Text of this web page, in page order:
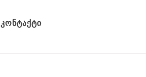
კონტაქტი